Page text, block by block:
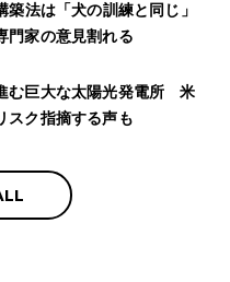
法は「犬の訓練と同じ」
門家の意見割れる
む巨大な太陽光発電所 米
スク指摘する声も